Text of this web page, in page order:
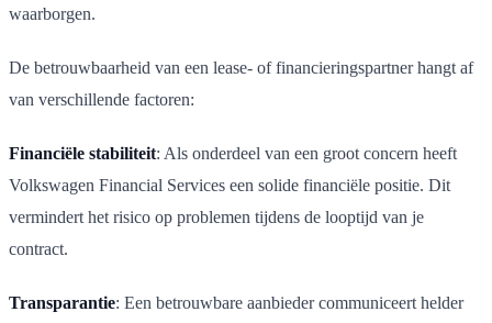
waarborgen.
De betrouwbaarheid van een lease- of financieringspartner hangt af
van verschillende factoren:
Financiële stabiliteit: Als onderdeel van een groot concern heeft
Volkswagen Financial Services een solide financiële positie. Dit
vermindert het risico op problemen tijdens de looptijd van je
contract.
Transparantie: Een betrouwbare aanbieder communiceert helder